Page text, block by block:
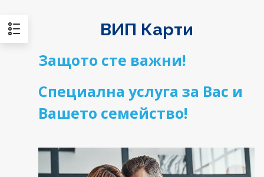
ВИП Карти
Защото сте важни!
Специална услуга за Вас и
Вашето семейство!